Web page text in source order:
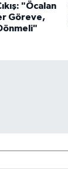
"Öcalan
Göreve,